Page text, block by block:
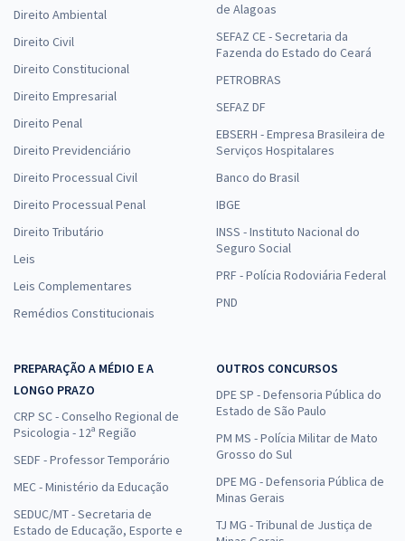
Direito Ambiental
Direito Civil
Direito Constitucional
Direito Empresarial
Direito Penal
Direito Previdenciário
Direito Processual Civil
Direito Processual Penal
Direito Tributário
Leis
Leis Complementares
Remédios Constitucionais
de Alagoas
SEFAZ CE - Secretaria da
Fazenda do Estado do Ceará
PETROBRAS
SEFAZ DF
EBSERH - Empresa Brasileira de
Serviços Hospitalares
Banco do Brasil
IBGE
INSS - Instituto Nacional do
Seguro Social
PRF - Polícia Rodoviária Federal
PND
PREPARAÇÃO A MÉDIO E A
LONGO PRAZO
CRP SC - Conselho Regional de
Psicologia - 12ª Região
SEDF - Professor Temporário
MEC - Ministério da Educação
SEDUC/MT - Secretaria de
Estado de Educação, Esporte e
OUTROS CONCURSOS
DPE SP - Defensoria Pública do
Estado de São Paulo
PM MS - Polícia Militar de Mato
Grosso do Sul
DPE MG - Defensoria Pública de
Minas Gerais
TJ MG - Tribunal de Justiça de